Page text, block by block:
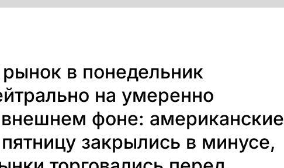
в понедельник
на умеренно
внешнем фоне: американские
закрылись в минусе,